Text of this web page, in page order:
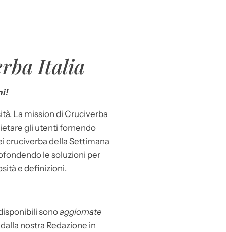
Italia
La mission di Cruciverba
gli utenti fornendo
cruciverba della Settimana
le soluzioni per
e definizioni.
sonoaggiornate
dalla nostra Redazione in